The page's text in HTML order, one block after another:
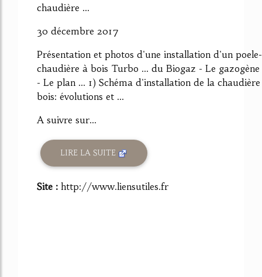
chaudière ...
30 décembre 2017
Présentation et photos d'une installation d'un poele-
chaudière à bois Turbo ... du Biogaz - Le gazogène
- Le plan ... 1) Schéma d'installation de la chaudière
bois: évolutions et ...
A suivre sur...
LIRE LA SUITE
Site : http://www.liensutiles.fr